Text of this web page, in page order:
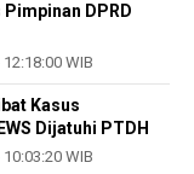
DPRD
WIB
Kasus
Dijatuhi PTDH
WIB